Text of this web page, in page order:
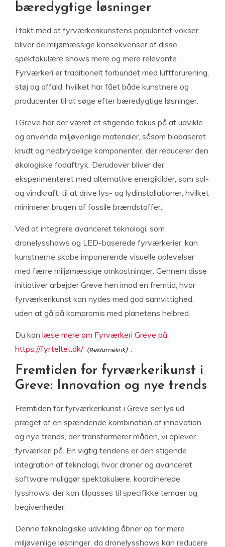
bæredygtige løsninger
I takt med at fyrværkerikunstens popularitet vokser,
bliver de miljømæssige konsekvenser af disse
spektakulære shows mere og mere relevante.
Fyrværkeri er traditionelt forbundet med luftforurening,
støj og affald, hvilket har fået både kunstnere og
producenter til at søge efter bæredygtige løsninger.
I Greve har der været et stigende fokus på at udvikle
og anvende miljøvenlige materialer, såsom biobaseret
krudt og nedbrydelige komponenter, der reducerer den
økologiske fodaftryk. Derudover bliver der
eksperimenteret med alternative energikilder, som sol-
og vindkraft, til at drive lys- og lydinstallationer, hvilket
minimerer brugen af fossile brændstoffer.
Ved at integrere avanceret teknologi, som
dronelysshows og LED-baserede fyrværkerier, kan
kunstnerne skabe imponerende visuelle oplevelser
med færre miljømæssige omkostninger. Gennem disse
initiativer arbejder Greve hen imod en fremtid, hvor
fyrværkerikunst kan nydes med god samvittighed,
uden at gå på kompromis med planetens helbred.
Du kan læse mere om Fyrværkeri Greve på
https://fyrteltet.dk/
Fremtiden for fyrværkerikunst i
Greve: Innovation og nye trends
Fremtiden for fyrværkerikunst i Greve ser lys ud,
præget af en spændende kombination af innovation
og nye trends, der transformerer måden, vi oplever
fyrværkeri på. En vigtig tendens er den stigende
integration af teknologi, hvor droner og avanceret
software muliggør spektakulære, koordinerede
lysshows, der kan tilpasses til specifikke temaer og
begivenheder.
Denne teknologiske udvikling åbner op for mere
miljøvenlige løsninger, da dronelysshows kan reducere